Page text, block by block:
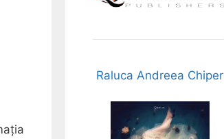
Raluca Andreea Chiper